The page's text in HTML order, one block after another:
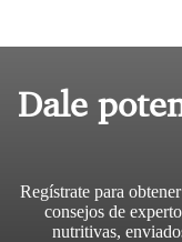
Dale
Regístrate para
consejos de
nutritivas,